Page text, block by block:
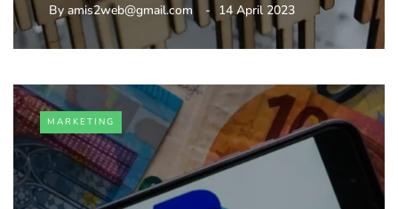
By amis2web@gmail.com 14 April 2023
MARKETING